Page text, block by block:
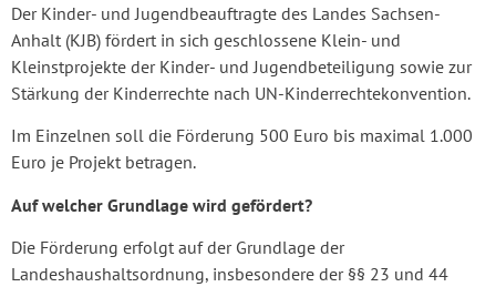
Der Kinder- und Jugendbeauftragte des Landes Sachsen-
Anhalt (KJB) fördert in sich geschlossene Klein- und
Kleinstprojekte der Kinder- und Jugendbeteiligung sowie zur
Stärkung der Kinderrechte nach UN-Kinderrechtekonvention.
Im Einzelnen soll die Förderung 500 Euro bis maximal 1.000
Euro je Projekt betragen.
Auf welcher Grundlage wird gefördert?
Die Förderung erfolgt auf der Grundlage der
Landeshaushaltsordnung, insbesondere der §§ 23 und 44